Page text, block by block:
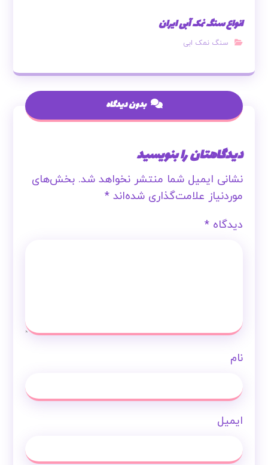
انواع سنگ نمک آبی ایران
سنگ نمک ابی
بدون دیدگاه
دیدگاهتان را بنویسید
نشانی ایمیل شما منتشر نخواهد شد. بخش‌های
موردنیاز علامت‌گذاری شده‌اند*
دیدگاه*
نام
ایمیل